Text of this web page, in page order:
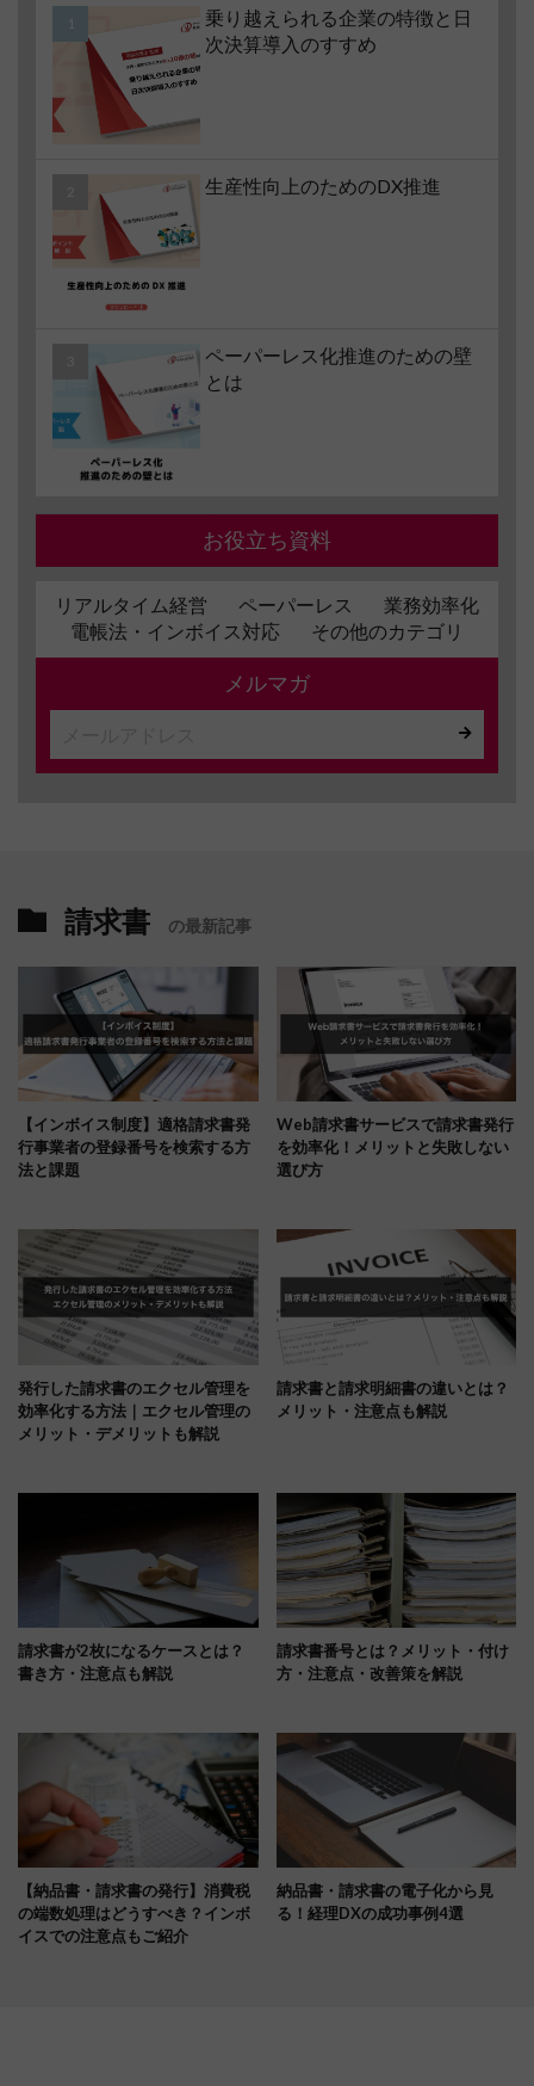
乗り越えられる企業の特徴と日
次決算導入のすすめ
生産性向上のためのDX推進
ペーパーレス化推進のための壁
とは
お役立ち資料
リアルタイム経営 ペーパーレス
業務効率化
電帳法・インボイス対応
その他のカテゴリ
メルマガ
請求書 の最新記事
【インボイス制度】適格請求書発
行事業者の登録番号を検索する方
法と課題
Web請求書サービスで請求書発行
を効率化！メリットと失敗しない
選び方
発行した請求書のエクセル管理を
効率化する方法｜エクセル管理の
メリット・デメリットも解説
請求書と請求明細書の違いとは？
メリット・注意点も解説
請求書が2枚になるケースとは？
書き方・注意点も解説
請求書番号とは？メリット・付け
方・注意点・改善策を解説
【納品書・請求書の発行】消費税
の端数処理はどうすべき？インボ
イスでの注意点もご紹介
納品書・請求書の電子化から見
る！経理DXの成功事例4選